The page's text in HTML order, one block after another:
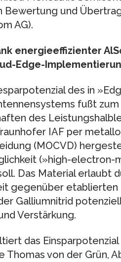
Bewertung und
AG).
energieeffizienter
Edge-
des in
fußt
des
IAF per
(MOCVD)
(»high-electron-
Das Material erlaubt
gegenüber etablierten
Galliumnitrid
Verstärkung.
das
Thomas von der Grün,